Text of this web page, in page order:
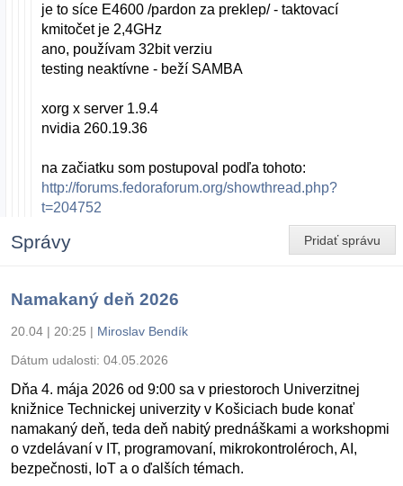
je to síce E4600 /pardon za preklep/ - taktovací
kmitočet je 2,4GHz
ano, používam 32bit verziu
testing neaktívne - beží SAMBA
xorg x server 1.9.4
nvidia 260.19.36
na začiatku som postupoval podľa tohoto:
http://forums.fedoraforum.org/showthread.php?
t=204752
Pridať správu
Správy
Namakaný deň 2026
20.04 | 20:25 | Miroslav Bendík
Dátum udalosti: 04.05.2026
Dňa 4. mája 2026 od 9:00 sa v priestoroch Univerzitnej
knižnice Technickej univerzity v Košiciach bude konať
namakaný deň, teda deň nabitý prednáškami a workshopmi
o vzdelávaní v IT, programovaní, mikrokontroléroch, AI,
bezpečnosti, IoT a o ďalších témach.